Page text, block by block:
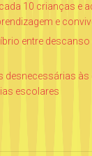
10 crianças e
e
entre
desnecessárias
escolares